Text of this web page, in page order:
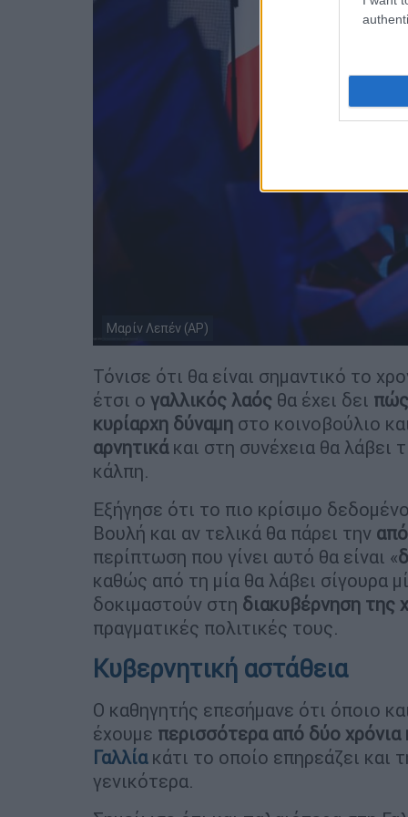
Μαρίν Λεπέν (AP)
Τόνισε ότι θα είναι σημαντικό το
έτσι ο γαλλικός λαός θα έχει δει
κυρίαρχη δύναμη στο κοινοβούλιο
αρνητικάκαι στη συνέχεια θα λάβει
κάλπη.
Εξήγησε ότι το πιο κρίσιμο
Βουλή και αν τελικά θα πάρει την
περίπτωση που γίνει αυτό θα είναι «
καθώς από τη μία θα λάβει σίγουρα
δοκιμαστούν στη διακυβέρνηση της
πραγματικές πολιτικές τους.
Κυβερνητική αστάθεια
Ο καθηγητής επεσήμανε ότι όποιο
έχουμε περισσότερα από δύο χρόνια
Γαλλίακάτι το οποίο επηρεάζει και
γενικότερα.